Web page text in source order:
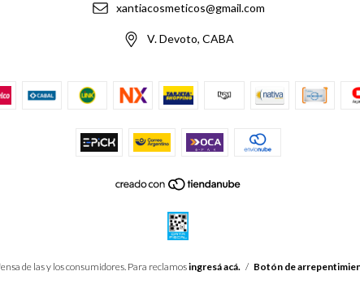
xantiacosmeticos@gmail.com
V. Devoto, CABA
de las y los consumidores. Para reclamosingresá acá. / Botón de